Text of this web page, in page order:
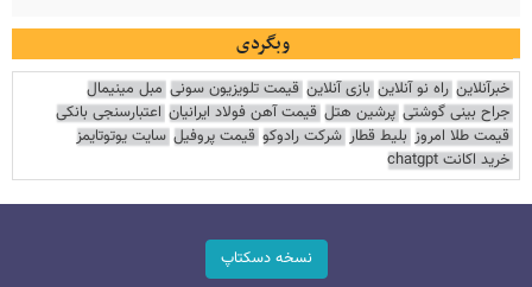
وبگردی
خبرآنلاین راه نو آنلاین بازی آنلاین قیمت تلویزیون سونی مبل مینیمال
جراح بینی گوشتی پرشین هتل قیمت آهن فولاد ایرانیان اعتبارسنجی بانکی
قیمت طلا امروز بلیط قطار شرکت رادوکو قیمت پروفیل سایت یوتوتایمز
خرید اکانت chatgpt
نسخه دسکتاپ